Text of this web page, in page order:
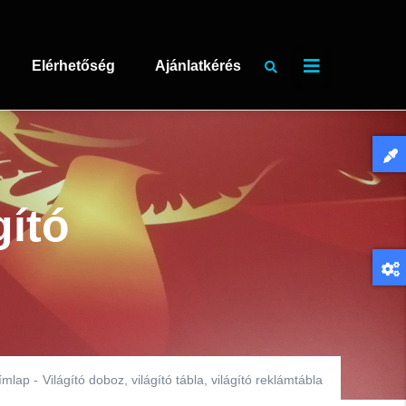
Elérhetőség Ajánlatkérés
- Világító doboz, világító tábla, világító reklámtábla